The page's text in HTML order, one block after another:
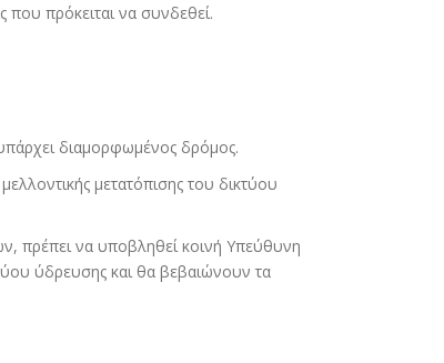
που πρόκειται να συνδεθεί.
διαμορφωμένος δρόμος.
μετατόπισης του δικτύου
πρέπει να υποβληθεί κοινή Υπεύθυνη
ύδρευσης και θα βεβαιώνουν τα